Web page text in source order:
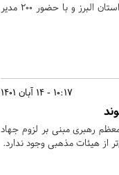
هفتمین دوره توانمند سازی مدیران هیآت مذهبی و روضه‌های خانگی در استان البرز و با حضور ۲۰۰ مدیر
10:17 - 14 آبان 1401
رهبری مبنی بر لزوم جهاد
از هیئات مذهبی وجود ندارد.